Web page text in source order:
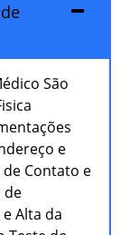
São
e
de Contato e
de
Alta da